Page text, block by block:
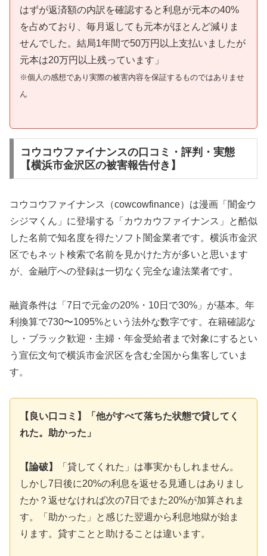
はずが返済額の内訳を確認すると利息が元本の40%
を占めており、毎月返しても元本がほとんど減りま
せんでした。結局1年間で50万円以上支払いましたが
元本は20万円以上残っています」
※個人の感想であり実際の被害内容を保証するものではありませ
ん
コウコウファイナンスの口コミ・評判・実態
【横浜市金沢区の被害報告付き】
コウコウファイナンス（cowcowfinance）は漫画「闇金ウ
シジマくん」に登場する「カウカウファイナンス」と酷似
した名前で知名度を得たソフト闇金業者です。横浜市金沢
区でもネット検索で名前を見かけた方が多いと思います
が、金融庁への登録は一切なく完全な違法業者です。
融資条件は「7日で元金の20%・10日で30%」が基本。年
利換算で730〜1095%という法外な数字です。在籍確認な
し・ブラック歓迎・主婦・年金受給者まで対象にするとい
う宣伝文句で横浜市金沢区を含む全国から集客していま
す。
【良い口コミ】「他がすべて落ちた状態で貸してく
れた。助かった」
【論破】
「貸してくれた」は事実かもしれません。
しかし7日後に20%の利息を返せる見通しはありまし
たか？返せなければ次の7日でまた20%が加算されま
す。「助かった」と感じた翌週から利息地獄が始ま
ります。貸すことと助けることは違います。